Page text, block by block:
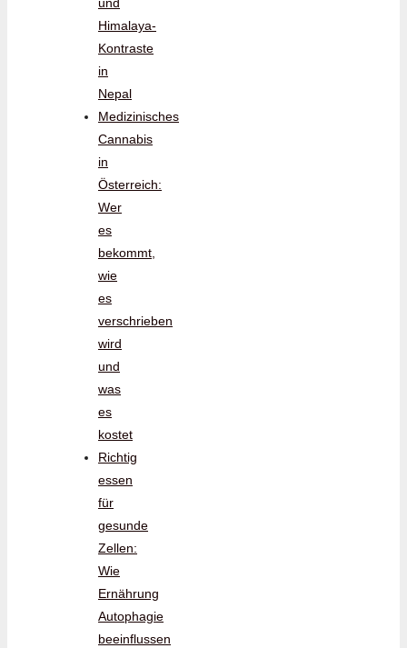
Himalaya-
Kontraste
in
Nepal
Medizinisches
Cannabis
in
Österreich:
Wer
es
bekommt,
wie
es
verschrieben
wird
und
was
es
kostet
Richtig
essen
für
gesunde
Zellen:
Wie
Ernährung
Autophagie
beeinflussen